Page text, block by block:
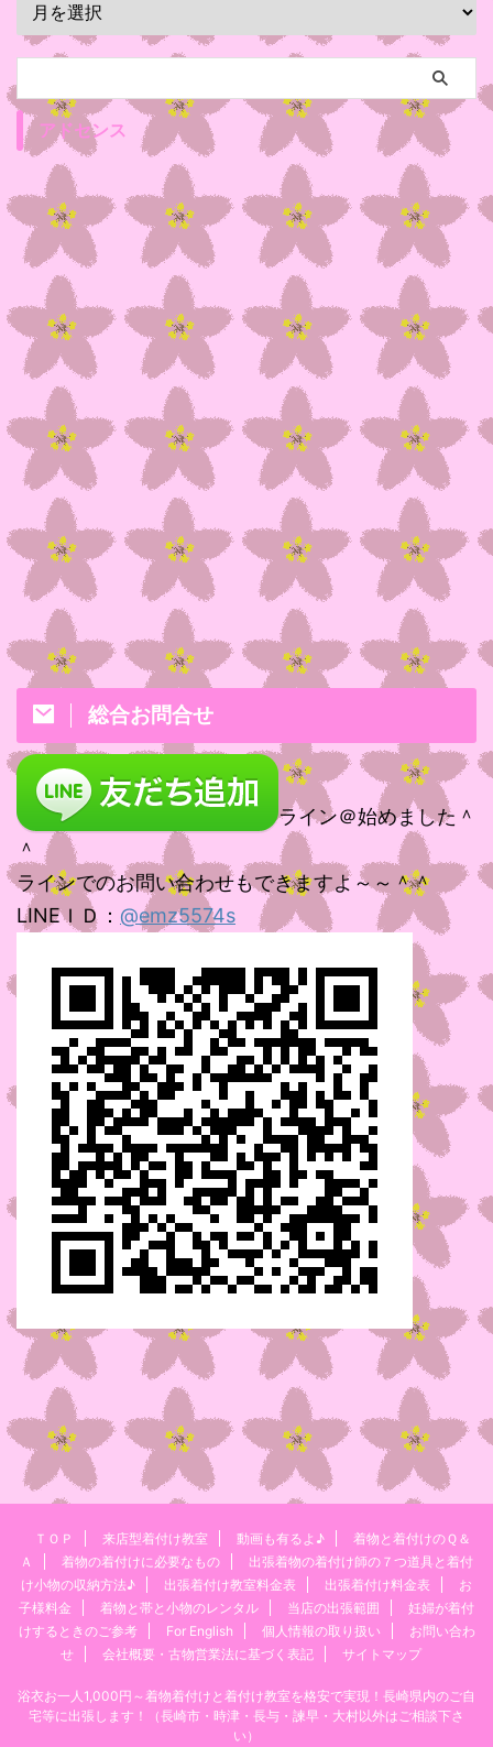
アドセンス
総合お問合せ
ライン＠始めました＾
＾
ラインでのお問い合わせもできますよ～～＾＾
LINEＩＤ： @emz5574s
ＴＯＰ 来店型着付け教室 動画も有るよ♪
着物と着付けのＱ＆
Ａ
着物の着付けに必要なもの
出張着物の着付け師の７つ道具と着付
け小物の収納方法♪
出張着付け教室料金表 出張着付け料金表
お
子様料金
着物と帯と小物のレンタル 当店の出張範囲
妊婦が着付
けするときのご参考
For English 個人情報の取り扱い
お問い合わ
せ
会社概要・古物営業法に基づく表記 サイトマップ
浴衣お一人1,000円～着物着付けと着付け教室を格安で実現！長崎県内のご自
宅等に出張します！（長崎市・時津・長与・諫早・大村以外はご相談下さ
い）